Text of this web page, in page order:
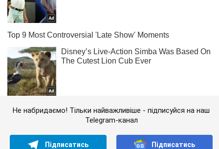
Не набридаємо! Тільки найважливіше - підписуйся на наш
Telegram-канал
Підписатись Підписатись